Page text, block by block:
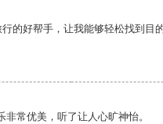
的好帮手，让我能够轻松找到目
非常优美，听了让人心旷神怡。